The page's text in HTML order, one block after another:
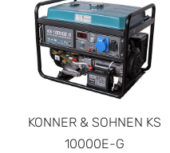
KONNER & SOHNEN KS
10000E-G